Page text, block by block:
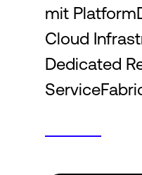
mit
Cloud
Dedicated